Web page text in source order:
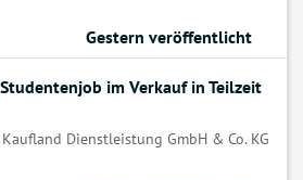
Gestern veröffentlicht
im Verkauf in Teilzeit
Kaufland Dienstleistung GmbH & Co. KG